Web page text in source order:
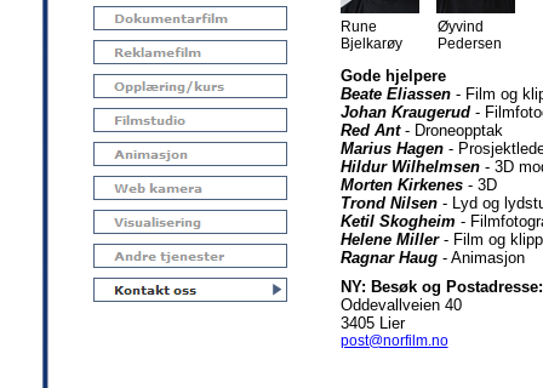
Rune
Bjelkarøy
Øyvind
Pedersen
Gode hjelpere
Beate Eliassen- Film og
Johan Kraugerud-
Red Ant- Droneopptak
Marius Hagen-
Hildur Wilhelmsen- 3D
Morten Kirkenes- 3D
Trond Nilsen- Lyd og
Ketil Skogheim -
Helene Miller- Film og klipp
Ragnar Haug- Animasjon
NY: Besøk og Postadresse:
Oddevallveien 40
3405 Lier
post@norfilm.no